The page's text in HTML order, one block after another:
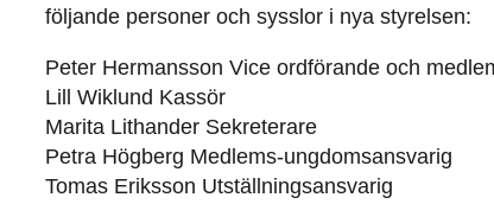
följande personer och sysslor i nya styrelsen:
Peter Hermansson Vice ordförande och
Lill Wiklund Kassör
Marita Lithander Sekreterare
Petra Högberg Medlems-ungdomsansvarig
Tomas Eriksson Utställningsansvarig